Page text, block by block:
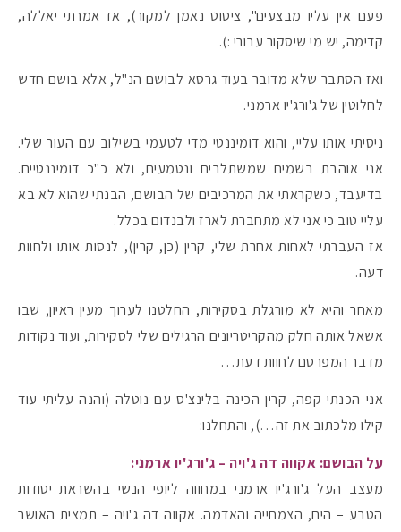
פעם אין עליו מבצעים", ציטוט נאמן למקור), אז אמרתי יאללה,
קדימה, יש מי שיסקור עבורי :).
ואז הסתבר שלא מדובר בעוד גרסא לבושם הנ"ל, אלא בושם חדש
לחלוטין של ג'ורג'יו ארמני.
ניסיתי אותו עליי, והוא דומיננטי מדי לטעמי בשילוב עם העור שלי.
אני אוהבת בשמים שמשתלבים ונטמעים, ולא כ"כ דומיננטיים.
בדיעבד, כשקראתי את המרכיבים של הבושם, הבנתי שהוא לא בא
עליי טוב כי אני לא מתחברת לארז ולבנדום בכלל.
אז העברתי לאחות אחרת שלי, קרין (כן, קרין), לנסות אותו ולחוות
דעה.
מאחר והיא לא מורגלת בסקירות, החלטנו לערוך מעין ראיון, שבו
אשאל אותה חלק מהקריטריונים הרגילים שלי לסקירות, ועוד נקודות
מדבר המפרסם לחוות דעת…
אני הכנתי קפה, קרין הכינה בלינצ'ס עם נוטלה (והנה עליתי עוד
קילו מלכתוב את זה…), והתחלנו:
על הבושם: אקווה דה ג'ויה – ג'ורג'יו ארמני:
מעצב העל ג'ורג'יו ארמני במחווה ליופי הנשי בהשראת יסודות
הטבע – הים, הצמחייה והאדמה. אקווה דה ג'ויה – תמצית האושר